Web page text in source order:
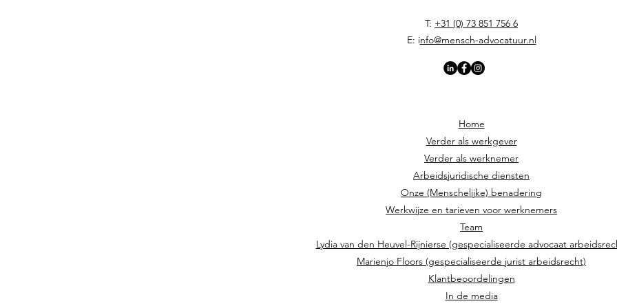
T: +31 (0) 73 851 756 6
E: info@mensch-advocatuur.nl
Home
Verder als werkgever
Verder als werknemer
Arbeidsjuridische diensten
Onze (Menschelijke) benadering
Werkwijze en tarieven voor werknemers
Team
Lydia van den Heuvel-Rijnierse (gespecialiseerde advocaat
Marienjo Floors (gespecialiseerde jurist arbeidsrecht)
Klantbeoordelingen
In de media